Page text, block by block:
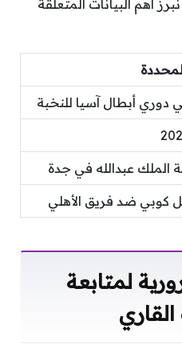
أهم البيانات المتعلقة
دوري أبطال آسيا للنخبة
الملك عبدالله في جدة
كوبي ضد فريق الأهلي
لمتابعة